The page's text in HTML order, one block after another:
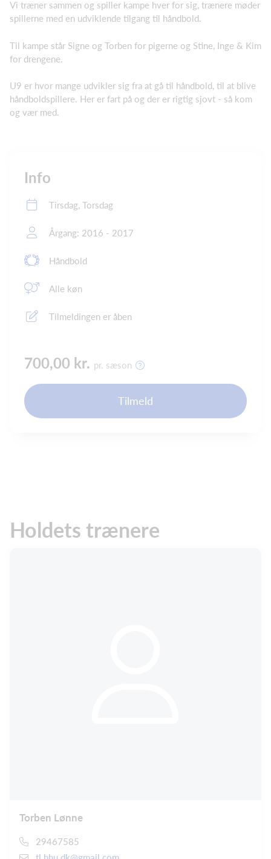
Vi træner sammen og spiller kampe hver for sig, trænere møder
spillerne med en udviklende tilgang til håndbold.
Til kampe står Signe og Torben for pigerne og Stine, Inge & Kim
for drengene.
U9 er hvor mange udvikler sig fra at gå til håndbold, til at blive
håndboldspillere. Her er fart på og der er rigtig sjovt - så kom
og vær med.
Info
Tirsdag, Torsdag
Årgang: 2016 - 2017
Håndbold
Alle køn
Tilmeldingen er åben
700,00 kr. pr. sæson
Tilmeld
Holdets trænere
Torben Lønne
29467585